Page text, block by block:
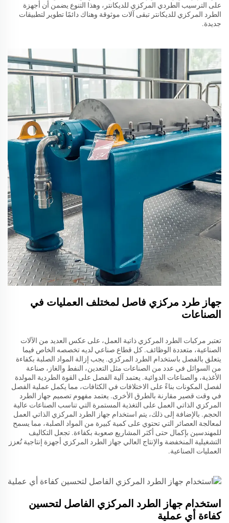
على الترسيب الطردي المركزي للديكانتر، وهذا التنوع يضمن أن أجهزة
الطرد المركزي للديكانتر تبقى آلات موثوقة وهناك دائمًا تطوير لتطبيقات
جديدة.
جهاز طرد مركزي فاصل لمختلف العمليات في
الصناعات
تعتبر مركبات الطرد المركزي ذاتية العمل، على عكس العديد من الآلات
الصناعية، متعددة الوظائف. كل قطاع صناعي لديه تخصصه الخاص فيما
يتعلق بالفصل باستخدام الطرد المركزي. يجب إزالة المواد الصلبة بكفاءة
من السوائل في عدد من الصناعات مثل التعدين، النفط والغاز، صناعة
الأغذية، والصناعات الدوائية. يعتمد آلية الفصل على القوة الطردية المولدة
لفصل المكونات بناءً على الاختلافات في الكثافات، مما يكمل عملية الفصل
في وقت قصير مقارنة بالطرق الأخرى. يعتمد مفهوم تصميم جهاز الطرد
المركزي الذاتي العمل على التغذية المستمرة التي تناسب الصناعات عالية
الحجم. بالإضافة إلى ذلك، يتم استخدام جهاز الطرد المركزي الذاتي العمل
لمعالجة العصائر التي تحتوي على كمية كبيرة من المواد الصلبة، مما يسمح
للمهندسين بإكمال حتى أكثر المشاريع صعوبة بكفاءة. تجعل التكاليف
التشغيلية المنخفضة والإنتاج العالي جهاز الطرد المركزي أجهزة إنتاجية تُعزز
العمليات الصناعية.
استخدام جهاز الطرد المركزي الفاصل لتحسين
كفاءة أي عملية